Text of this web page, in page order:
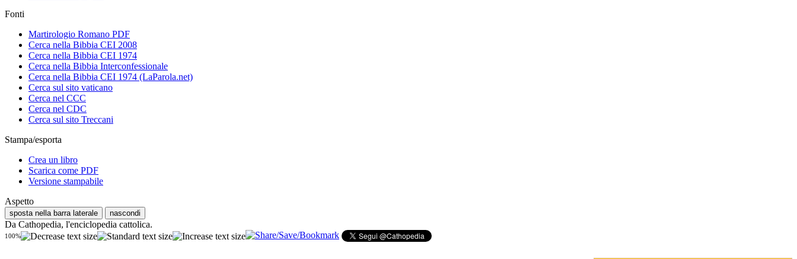
Fonti
Martirologio Romano PDF
Cerca nella Bibbia CEI 2008
Cerca nella Bibbia CEI 1974
Cerca nella Bibbia Interconfessionale
Cerca nella Bibbia CEI 1974 (LaParola.net)
Cerca sul sito vaticano
Cerca nel CCC
Cerca nel CDC
Cerca sul sito Treccani
Stampa/esporta
Crea un libro
Scarica come PDF
Versione stampabile
Aspetto
sposta nella barra laterale nascondi
Da Cathopedia, l'enciclopedia cattolica.
100%